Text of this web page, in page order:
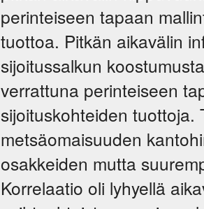
perinteiseen tapaan
tuottoa. Pitkän aikavälin
sijoitussalkun
verrattuna perinteiseen
sijoituskohteiden tuottoja.
metsäomaisuuden
osakkeiden mutta
Korrelaatio oli lyhyellä